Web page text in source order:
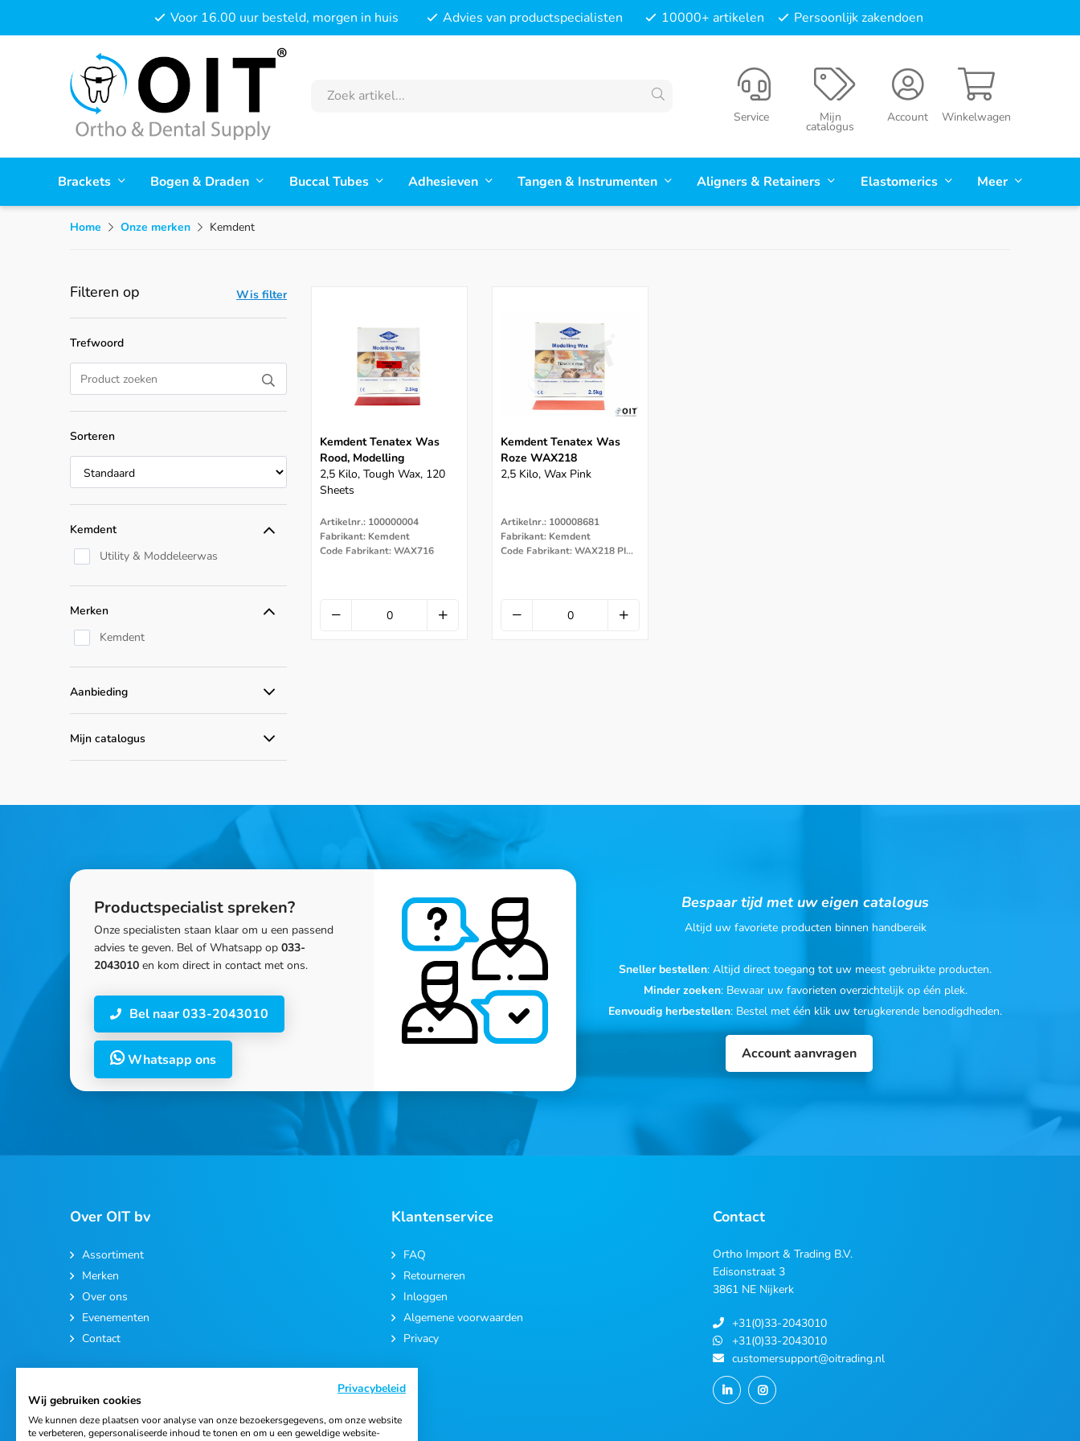
Voor 16.00 uur besteld, morgen in huis Advies van productspecialisten 10000+ artikelen Persoonlijk zakendoen
Winkelwagen
Account
Mijn
catalogus
Service
Brackets Bogen & Draden Buccal Tubes Adhesieven Tangen & Instrumenten Aligners & Retainers Elastomerics Meer
Home Onze merken Kemdent
Filteren op Wis filter
Trefwoord
Sorteren
Kemdent
Utility & Moddeleerwas
Merken
Kemdent
Aanbieding
Mijn catalogus
Kemdent Tenatex Was
Rood, Modelling
2,5 Kilo, Tough Wax, 120
Sheets
Artikelnr.: 100000004
Fabrikant: Kemdent
Code Fabrikant: WAX716
Kemdent Tenatex Was
Roze WAX218
2,5 Kilo, Wax Pink
Artikelnr.: 100008681
Fabrikant: Kemdent
Code Fabrikant: WAX218 PINK 2.5KG
Productspecialist spreken?
Onze specialisten staan klaar om u een passend
advies te geven. Bel of Whatsapp op 033-
2043010 en kom direct in contact met ons.
Bel naar 033-2043010
Whatsapp ons
Bespaar tijd met uw eigen catalogus
Altijd uw favoriete producten binnen handbereik
Sneller bestellen: Altijd direct toegang tot uw meest gebruikte producten.
Minder zoeken: Bewaar uw favorieten overzichtelijk op één plek.
Eenvoudig herbestellen: Bestel met één klik uw terugkerende benodigdheden.
Account aanvragen
Over OIT bv
Assortiment
Merken
Over ons
Evenementen
Contact
Klantenservice
FAQ
Retourneren
Inloggen
Algemene voorwaarden
Privacy
Contact
Ortho Import & Trading B.V.
Edisonstraat 3
3861 NE Nijkerk
+31(0)33-2043010
+31(0)33-2043010
customersupport@oitrading.nl
Privacybeleid
Wij gebruiken cookies
We kunnen deze plaatsen voor analyse van onze bezoekersgegevens, om onze website
te verbeteren, gepersonaliseerde inhoud te tonen en om u een geweldige website-